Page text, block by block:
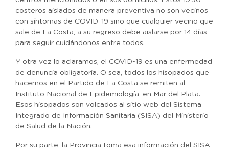
costeros aislados de manera preventiva no son vecinos
con síntomas de COVID-19 sino que cualquier vecino que
sale de La Costa, a su regreso debe aislarse por 14 días
para seguir cuidándonos entre todos.
Y otra vez lo aclaramos, el COVID-19 es una enfermedad
de denuncia obligatoria. O sea, todos los hisopados que
hacemos en el Partido de La Costa se remiten al
Instituto Nacional de Epidemiología, en Mar del Plata.
Esos hisopados son volcados al sitio web del Sistema
Integrado de Información Sanitaria (SISA) del Ministerio
de Salud de la Nación.
Por su parte, la Provincia toma esa información del SISA